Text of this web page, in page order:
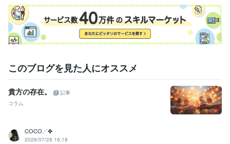
このブログを見た人にオススメ
貴方の存在。
記事
コラム
COCO⋰✤
2026/07/28 16:18